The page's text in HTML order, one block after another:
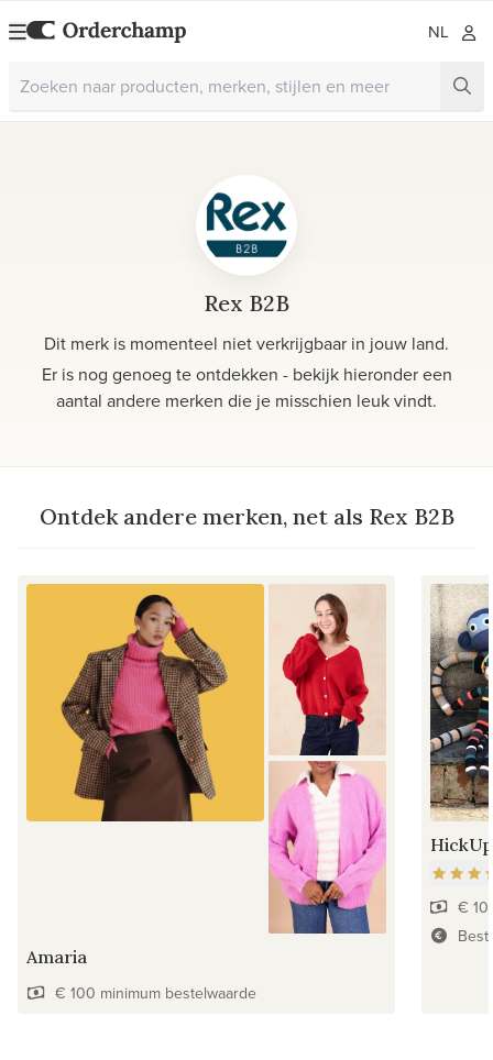
NL
Rex B2B
Dit merk is momenteel niet verkrijgbaar in jouw land.
Er is nog genoeg te ontdekken - bekijk hieronder een
aantal andere merken die je misschien leuk vindt.
Ontdek andere merken, net als Rex B2B
Amaria
€ 100 minimum bestelwaarde
€